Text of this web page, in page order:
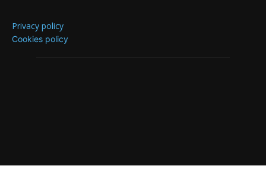
Privacy policy
Cookies policy